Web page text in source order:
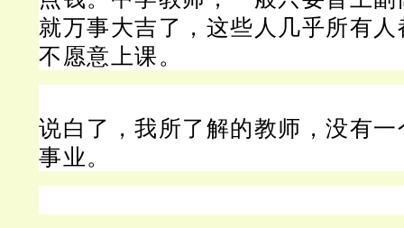
就万事大吉了，这些人几乎所有
不愿意上课。
说白了，我所了解的教师，没有
事业。